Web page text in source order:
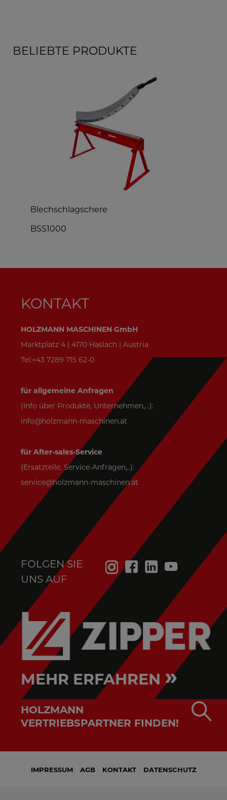
BELIEBTE PRODUKTE
Blechschlagschere
BSS1000
KONTAKT
HOLZMANN MASCHINEN GmbH
Marktplatz 4 | 4170 Haslach | Austria
Tel:+43 7289 715 62-0
für allgemeine Anfragen
(Info über Produkte, Unternehmen,...):
info@holzmann-maschinen.at
für After-sales-Service
(Ersatzteile, Service-Anfragen,..):
service@holzmann-maschinen.at
FOLGEN SIE
UNS AUF
MEHR ERFAHREN »
HOLZMANN
VERTRIEBSPARTNER FINDEN!
IMPRESSUM AGB KONTAKT DATENSCHUTZ